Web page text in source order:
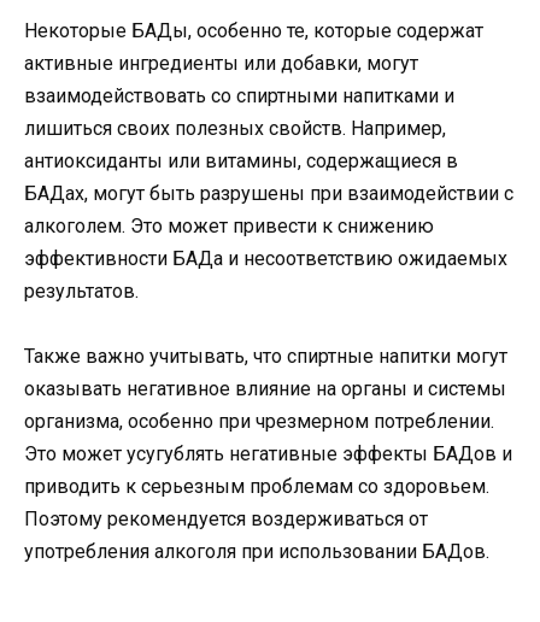
Некоторые БАДы, особенно те, которые содержат
активные ингредиенты или добавки, могут
взаимодействовать со спиртными напитками и
лишиться своих полезных свойств. Например,
антиоксиданты или витамины, содержащиеся в
БАДах, могут быть разрушены при взаимодействии с
алкоголем. Это может привести к снижению
эффективности БАДа и несоответствию ожидаемых
результатов.
Также важно учитывать, что спиртные напитки могут
оказывать негативное влияние на органы и системы
организма, особенно при чрезмерном потреблении.
Это может усугублять негативные эффекты БАДов и
приводить к серьезным проблемам со здоровьем.
Поэтому рекомендуется воздерживаться от
употребления алкоголя при использовании БАДов.